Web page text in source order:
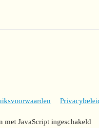
met JavaScript ingeschakeld